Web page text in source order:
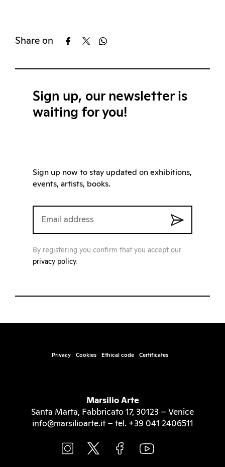
Share on
Sign up, our newsletter is
waiting for you!
Sign up now to stay updated on exhibitions,
events, artists, books.
By registering you confirm that you accept our
privacy policy.
Privacy Cookies Ethical code Certificates
Marsilio Arte
Santa Marta, Fabbricato 17, 30123 – Venice
info@marsilioarte.it – tel. +39 041 2406511